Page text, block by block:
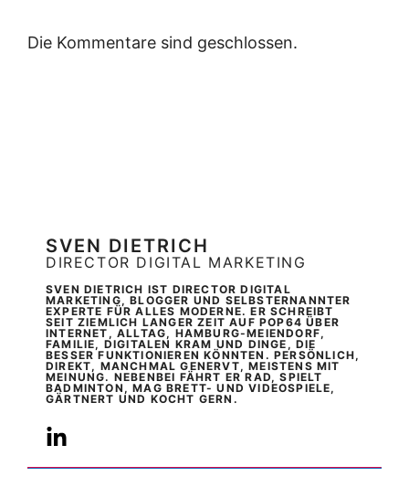
Die Kommentare sind geschlossen.
SVEN DIETRICH
DIRECTOR DIGITAL MARKETING
SVEN DIETRICH IST DIRECTOR DIGITAL
MARKETING, BLOGGER UND SELBSTERNANNTER
EXPERTE FÜR ALLES MODERNE. ER SCHREIBT
SEIT ZIEMLICH LANGER ZEIT AUF POP64 ÜBER
INTERNET, ALLTAG, HAMBURG-MEIENDORF,
FAMILIE, DIGITALEN KRAM UND DINGE, DIE
BESSER FUNKTIONIEREN KÖNNTEN. PERSÖNLICH,
DIREKT, MANCHMAL GENERVT, MEISTENS MIT
MEINUNG. NEBENBEI FÄHRT ER RAD, SPIELT
BADMINTON, MAG BRETT- UND VIDEOSPIELE,
GÄRTNERT UND KOCHT GERN.